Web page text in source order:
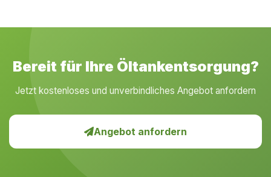
Bereit für Ihre Öltankentsorgung?
Jetzt kostenloses und unverbindliches Angebot anfordern
Angebot anfordern